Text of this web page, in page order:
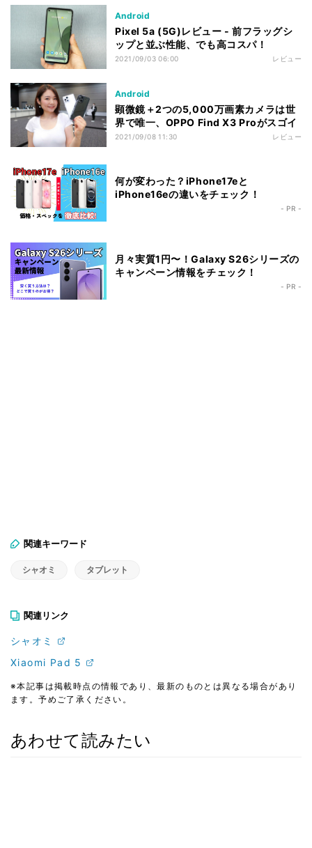
Android
Pixel 5a (5G)レビュー - 前フラッグシ
ップと並ぶ性能、でも高コスパ！
2021/09/03 06:00 レビュー
Android
顕微鏡＋2つの5,000万画素カメラは世
界で唯一、OPPO Find X3 Proがスゴイ
2021/09/08 11:30 レビュー
何が変わった？iPhone17eと
iPhone16eの違いをチェック！
- PR -
月々実質1円〜！Galaxy S26シリーズの
キャンペーン情報をチェック！
- PR -
関連キーワード
シャオミ タブレット
関連リンク
シャオミ
Xiaomi Pad 5
※本記事は掲載時点の情報であり、最新のものとは異なる場合があり
ます。予めご了承ください。
あわせて読みたい